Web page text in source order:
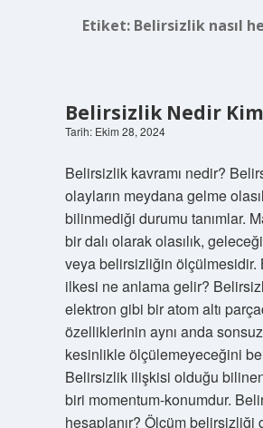
Etiket: Belirsizlik nasıl
Belirsizlik Nedir
Tarih: Ekim 28, 2024
Belirsizlik kavramı nedir?
olayların meydana gelme
bilinmediği durumu tanımlar.
bir dalı olarak olasılık,
veya belirsizliğin ölçülmesidir.
ilkesi ne anlama gelir?
elektron gibi bir atom altı
özelliklerinin aynı anda
kesinlikle ölçülemeyeceğini
Belirsizlik ilişkisi olduğu
biri momentum-konumdur.
hesaplanır? Ölçüm belirsizliği